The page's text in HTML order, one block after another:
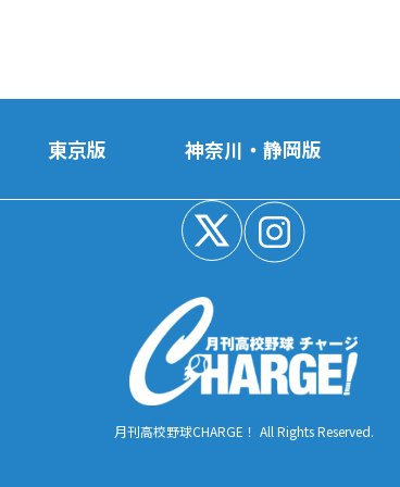
東京版 神奈川・静岡版
月刊高校野球CHARGE！ All Rights Reserved.